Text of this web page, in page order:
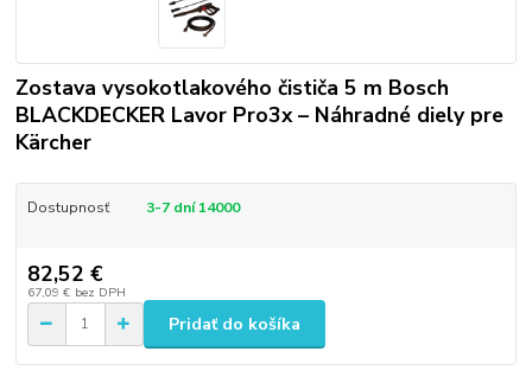
Zostava vysokotlakového čističa 5 m Bosch
BLACKDECKER Lavor Pro3x – Náhradné diely pre
Kärcher
Dostupnosť 3-7 dní 14000
82,52 €
67,09 € bez DPH
Pridať do košíka